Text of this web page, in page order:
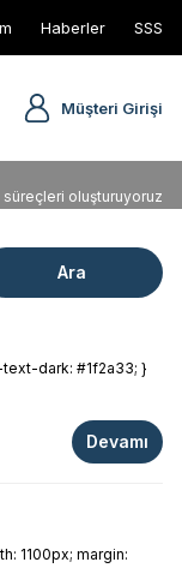
Haberler SSS
Müşteri Girişi
oluşturuyoruz
text-dark: #1f2a33; }
Devamı
1100px; margin: